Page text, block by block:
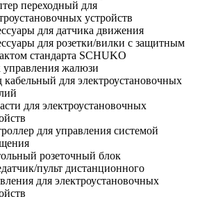
переходный для
устройств
для датчика движения
для розетки/вилки с защитным
стандарта SCHUKO
управления жалюзи
кабельный для электроустановочных
для электроустановочных
для управления системой
розеточный блок
пульт дистанционного
для электроустановочных